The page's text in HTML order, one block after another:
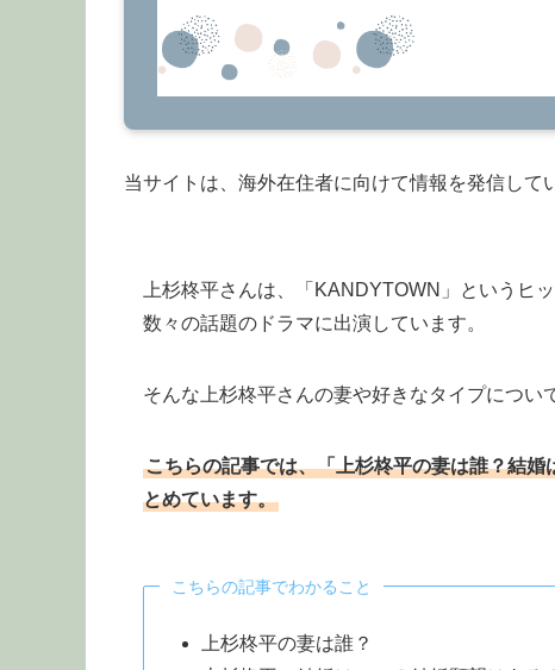
当サイトは、海外在住者に向けて情報を発信して
上杉柊平さんは、「KANDYTOWN」というヒ
数々の話題のドラマに出演しています。
そんな上杉柊平さんの妻や好きなタイプについ
こちらの記事では、「上杉柊平の妻は誰？結
とめています。
こちらの記事でわかること
上杉柊平の妻は誰？